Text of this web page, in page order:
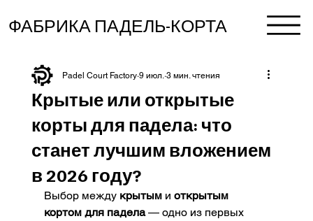
ФАБРИКА ПАДЕЛЬ-КОРТА
Крытые или открытые
корты для падела: что
станет лучшим вложением
в 2026 году?
Padel Court Factory 9 июл. 3 мин. чтения
Выбор между крытым и открытым
кортом для падела — одно из первых